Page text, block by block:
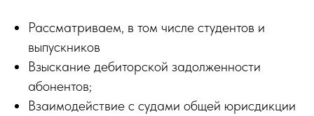
Рассматриваем, в том числе студентов и
выпускников
Взыскание дебиторской задолженности
абонентов;
Взаимодействие с судами общей юрисдикции